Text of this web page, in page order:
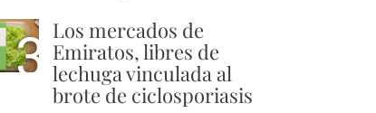
3 Los mercados de
Emiratos, libres de
lechuga vinculada al
brote de ciclosporiasis